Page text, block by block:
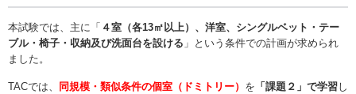
本試験では、主に「 ４室（各13㎡以上）、洋室、シングルベット・テー
ブル・椅子・収納及び洗面台を設ける 」という条件での計画が求められ
ました。
TACでは、 同規模・類似条件の個室（ドミトリー） を 「課題２」で学習し